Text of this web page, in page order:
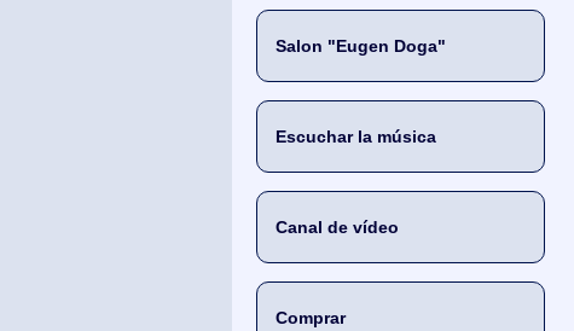
Salon "Eugen Doga"
Escuchar la música
Canal de vídeo
Comprar